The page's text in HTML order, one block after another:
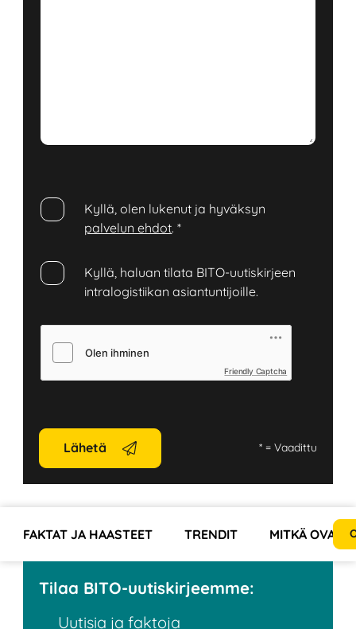
Kyllä, olen lukenut ja hyväksyn
palvelun ehdot.*
Kyllä, haluan tilata BITO-uutiskirjeen
intralogistiikan asiantuntijoille.
Friendly Captcha
Lähetä *= Vaadittu
FAKTAT JA HAASTEET TRENDIT MITKÄ OVAT
Tilaa BITO-uutiskirjeemme:
Uutisia ja faktoja